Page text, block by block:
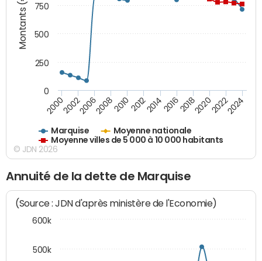
Montants (€)
Marquise
Moyenne nationale
Moyenne villes de 5 000 à 10 000 habitants
200020022006200820102012201420162018202020222024
0
250
500
750
© JDN 2026
Annuité de la dette de Marquise
(Source : JDN d'après ministère de l'Economie)
500k
600k